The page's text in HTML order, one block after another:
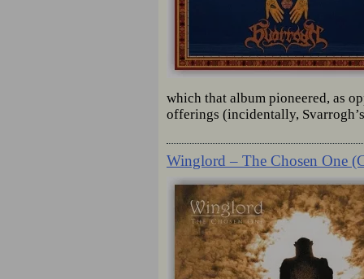
which that album pioneered, as
offerings (incidentally,
Winglord ‎– The Chosen One